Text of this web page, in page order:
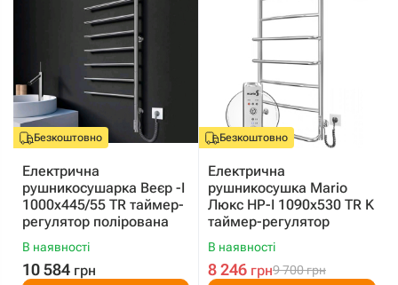
Безкоштовно
Електрична
рушникосушарка Веєр -I
1000х445/55 TR таймер-
регулятор полірована
В наявності
10 584 грн
Безкоштовно
Електрична
рушникосушка Mario
Люкс HP-I 1090x530 TR K
таймер-регулятор
В наявності
9 700грн
8 246 грн